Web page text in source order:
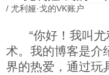
历史
体育
/ 尤利娅·戈的VK账户
“你好！我叫
术。我的博客是介
界的热爱，通过玩